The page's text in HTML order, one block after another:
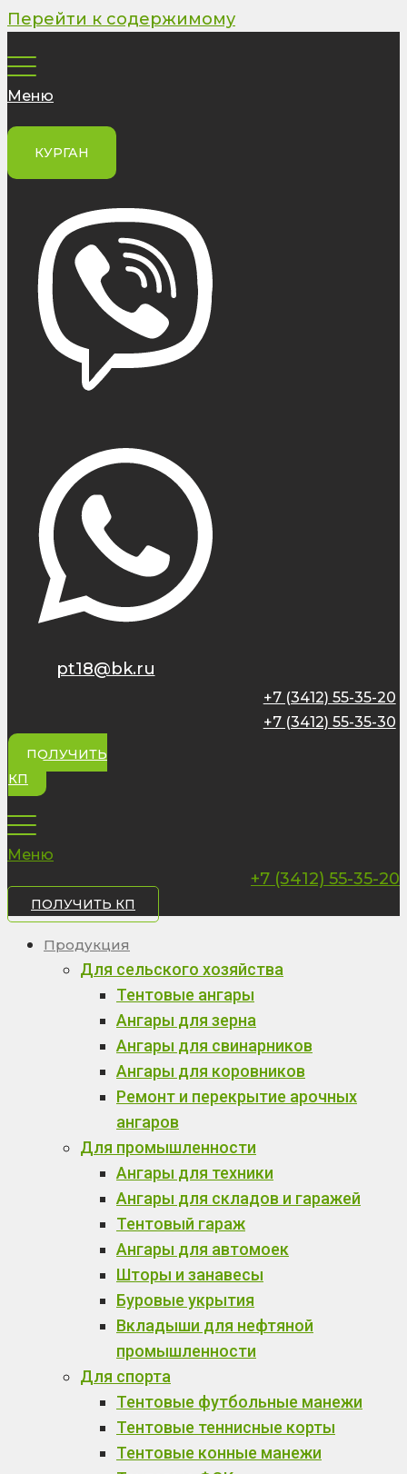
Перейти к содержимому
Меню
КУРГАН
pt18@bk.ru
+7 (3412) 55-35-20
+7 (3412) 55-35-30
ПОЛУЧИТЬ
КП
Меню
+7 (3412) 55-35-20
ПОЛУЧИТЬ КП
Продукция
Для сельского хозяйства
Тентовые ангары
Ангары для зерна
Ангары для свинарников
Ангары для коровников
Ремонт и перекрытие арочных
ангаров
Для промышленности
Ангары для техники
Ангары для складов и гаражей
Тентовый гараж
Ангары для автомоек
Шторы и занавесы
Буровые укрытия
Вкладыши для нефтяной
промышленности
Для спорта
Тентовые футбольные манежи
Тентовые теннисные корты
Тентовые конные манежи